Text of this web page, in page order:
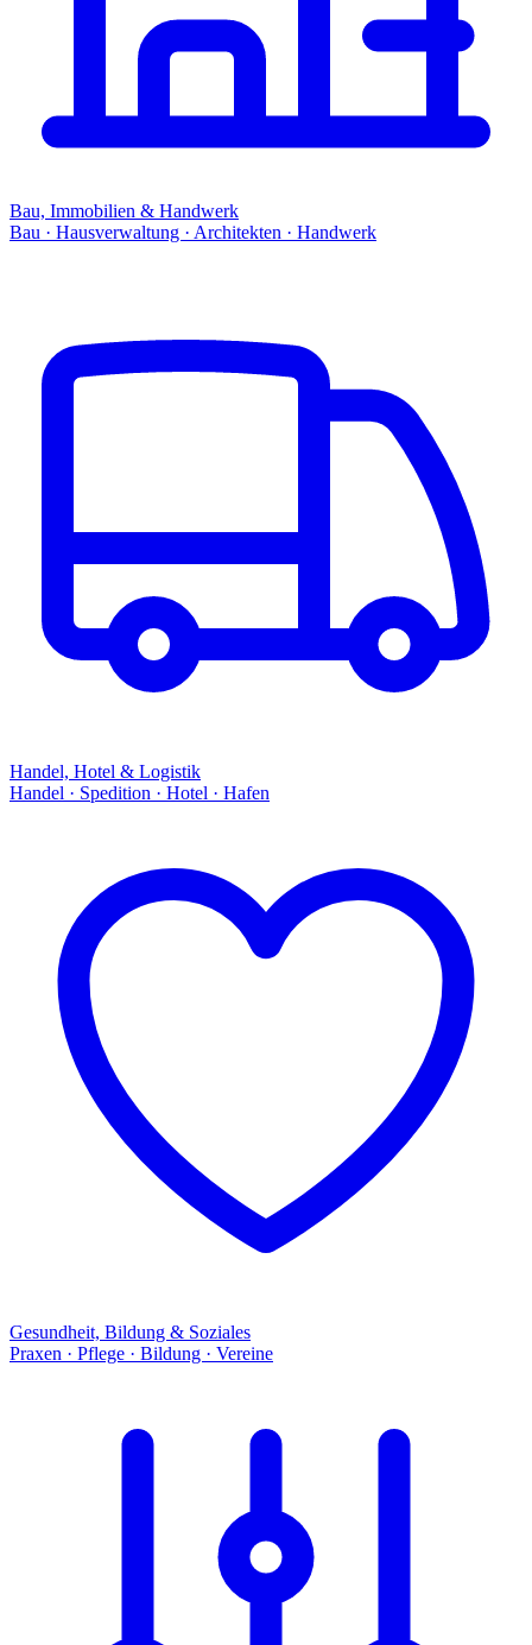
Bau, Immobilien & Handwerk
Bau · Hausverwaltung · Architekten · Handwerk
Handel, Hotel & Logistik
Handel · Spedition · Hotel · Hafen
Gesundheit, Bildung & Soziales
Praxen · Pflege · Bildung · Vereine